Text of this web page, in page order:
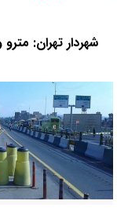
شهردار تهران: